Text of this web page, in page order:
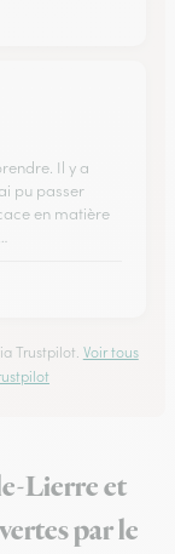
Il y a
pu passer
en matière
Trustpilot. Voir tous
Lierre et
par le